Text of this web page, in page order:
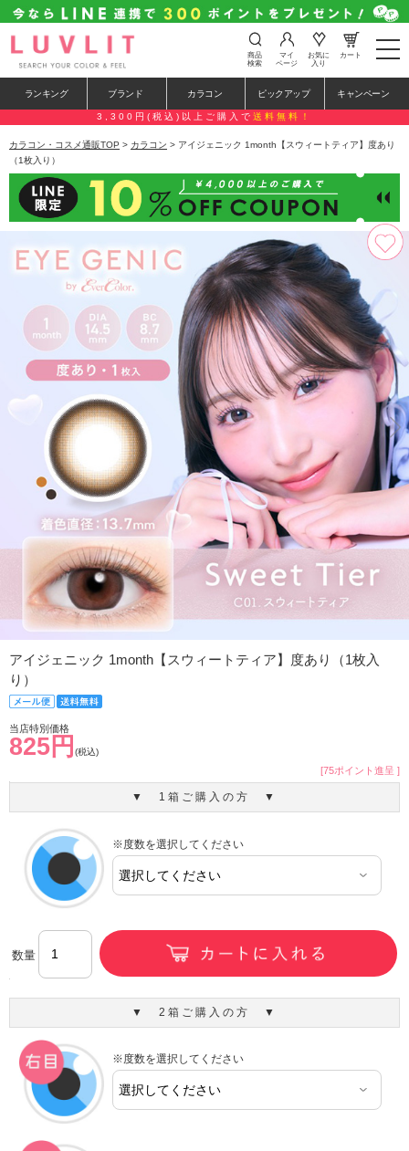
t
o
e
n
a
a
i
o
n
商品
検索
マイ
ページ
お気に
入り
カート
ランキング ブランド カラコン ピックアップ キャンペーン
3,300円(税込)以上ご購入で 送料無料！
カラコン・コスメ通販TOP > カラコン > アイジェニック 1month【スウィートティア】度あり
（1枚入り）
アイジェニック 1month【スウィートティア】度あり（1枚入
り）
当店特別価格
825円 (税込)
[75ポイント進呈 ]
▼ 1箱ご購入の方 ▼
※度数を選択してください
数量
▼ 2箱ご購入の方 ▼
※度数を選択してください